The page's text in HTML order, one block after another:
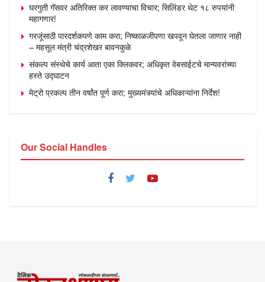
घरगुती गॅसवर अतिरिक्त कर लावण्याचा विचार; सिलिंडर थेट १८ रुपयांनी
महागणार!
गरजूंसाठी पारदर्शकपणे काम करा; निष्काळजीपणा खपवून घेतला जाणार नाही
– महसूल मंत्री चंद्रशेखर बावनकुळे
संकल्प संस्थेचे कार्य आता एका क्लिकवर; अधिकृत वेबसाईटचे मान्यवरांच्या
हस्ते उद्घाटन
मेट्रो प्रकल्प तीन वर्षांत पूर्ण करा; मुख्यमंत्र्यांचे अधिकाऱ्यांना निर्देश!
Our Social Handles